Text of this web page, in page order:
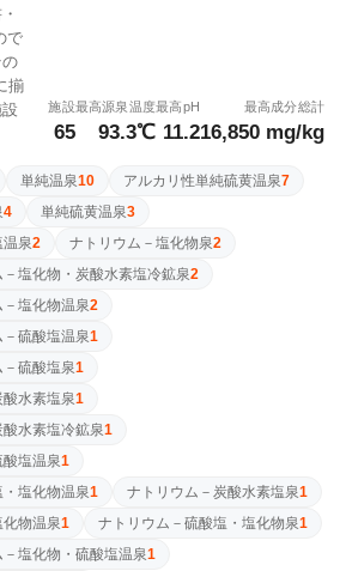
クイン
サウナ
屋敷 薬師の湯
純温泉
り
クイン
で
揃
施設
65
最高源泉温度
93.3℃
最高pH
11.2
最高成分総計
16,850 mg/kg
単純温泉10 アルカリ性単純硫黄温泉7
4 単純硫黄温泉3
泉2 ナトリウム－塩化物泉2
塩化物・炭酸水素塩冷鉱泉2
塩化物温泉2
硫酸塩温泉1
硫酸塩泉1
水素塩泉1
水素塩冷鉱泉1
塩温泉1
塩化物温泉1 ナトリウム－炭酸水素塩泉1
物温泉1 ナトリウム－硫酸塩・塩化物泉1
塩化物・硫酸塩温泉1